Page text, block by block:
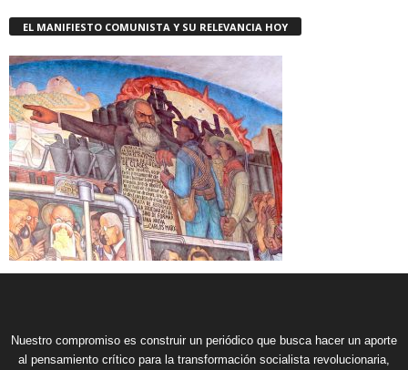
EL MANIFIESTO COMUNISTA Y SU RELEVANCIA HOY
Nuestro compromiso es construir un periódico que busca hacer un aporte
al pensamiento crítico para la transformación socialista revolucionaria,